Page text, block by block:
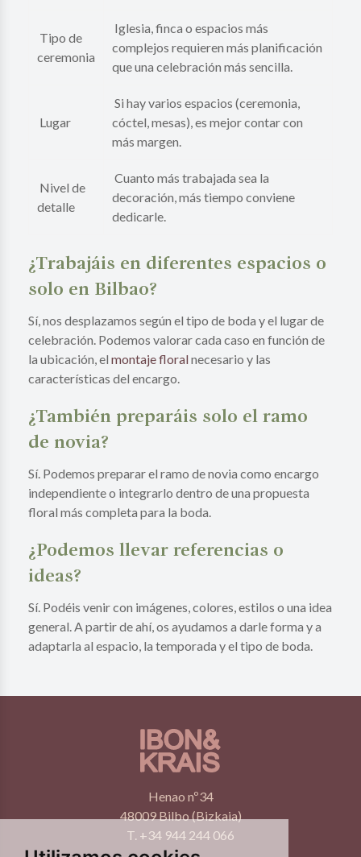
Tipo de
ceremonia
Iglesia, finca o espacios más
complejos requieren más planificación
que una celebración más sencilla.
Lugar
Si hay varios espacios (ceremonia,
cóctel, mesas), es mejor contar con
más margen.
Nivel de
detalle
Cuanto más trabajada sea la
decoración, más tiempo conviene
dedicarle.
¿Trabajáis en diferentes espacios o
solo en Bilbao?
Sí, nos desplazamos según el tipo de boda y el lugar de
celebración. Podemos valorar cada caso en función de
la ubicación, el montaje floralnecesario y las
características del encargo.
¿También preparáis solo el ramo
de novia?
Sí. Podemos preparar el ramo de novia como encargo
independiente o integrarlo dentro de una propuesta
floral más completa para la boda.
¿Podemos llevar referencias o
ideas?
Sí. Podéis venir con imágenes, colores, estilos o una idea
general. A partir de ahí, os ayudamos a darle forma y a
adaptarla al espacio, la temporada y el tipo de boda.
Henao nº34
48009 Bilbo (Bizkaia)
T. +34 944 244 066